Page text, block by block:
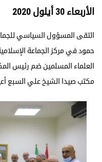
الأربعاء 30 أيلول 2020
التقى المسؤول السياسي
حمود في مركز الجماعة
العلماء المسلمين ضم رئيس
مكتب صيدا الشيخ علي السبع